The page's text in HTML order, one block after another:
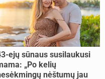
ejų sūnaus susilaukusi
„Po kelių
nėštumų jau